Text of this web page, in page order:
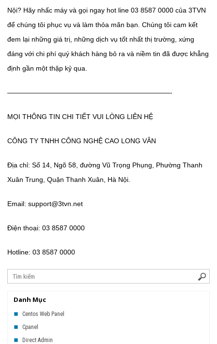
Nội? Hãy nhấc máy và gọi ngay hot line 03 8587 0000 của 3TVN
để chúng tôi phục vụ và làm thỏa mãn bạn. Chúng tôi cam kết
đem lại những giá trị, những dịch vụ tốt nhất thị trường, xứng
đáng với chi phí quý khách hàng bỏ ra và niềm tin đã được khẳng
định gần một thập kỷ qua.
————————————————————————-
MỌI THÔNG TIN CHI TIẾT VUI LÒNG LIÊN HỆ
CÔNG TY TNHH CÔNG NGHỆ CAO LONG VÂN
Địa chỉ: Số 14, Ngõ 58, đường Vũ Trọng Phụng, Phường Thanh
Xuân Trung, Quận Thanh Xuân, Hà Nội.
Email: support@3tvn.net
Điện thoại: 03 8587 0000
Hotline: 03 8587 0000
Danh Mục
Centos Web Panel
Cpanel
Direct Admin